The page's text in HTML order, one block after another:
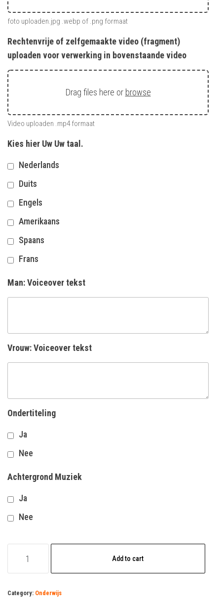
foto uploaden.jpg .webp of .png formaat
Rechtenvrije of zelfgemaakte video (fragment)
uploaden voor verwerking in bovenstaande video
Drag files here or browse
Video uploaden .mp4 formaat
Kies hier Uw Uw taal.
Nederlands
Duits
Engels
Amerikaans
Spaans
Frans
Man: Voiceover tekst
Vrouw: Voiceover tekst
Ondertiteling
Ja
Nee
Achtergrond Muziek
Ja
Nee
beeldende
quantity
Add to cart
Category: Onderwijs